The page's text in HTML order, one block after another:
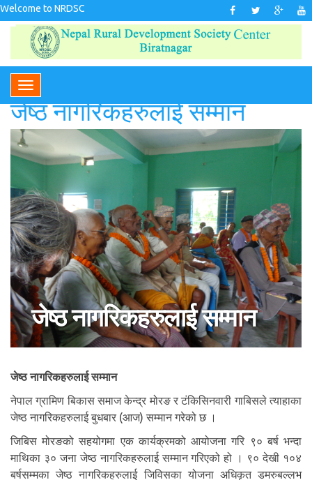
Welcome to NRDSC
जेष्ठ नागरिकहरुलाई सम्मान
जेष्ठ नागरिकहरुलाई सम्मान
जेष्ठ नागरिकहरुलाई सम्मान
नेपाल ग्रामिण बिकास समाज केन्द्र मोरङ र टंकिसिनवारी गाबिसले त्याहाका
जेष्ठ नागरिकहरुलाई बुधबार (आज) सम्मान गरेको छ ।
जिबिस मोरङको सहयोगमा एक कार्यक्रमको आयोजना गरि ९० बर्ष भन्दा
माथिका ३० जना जेष्ठ नागरिकहरुलाई सम्मान गरिएको हो । ९० देखी १०४
बर्षसम्मका जेष्ठ नागरिकहरुलाई जिविसका योजना अधिकृत डमरुबल्लभ